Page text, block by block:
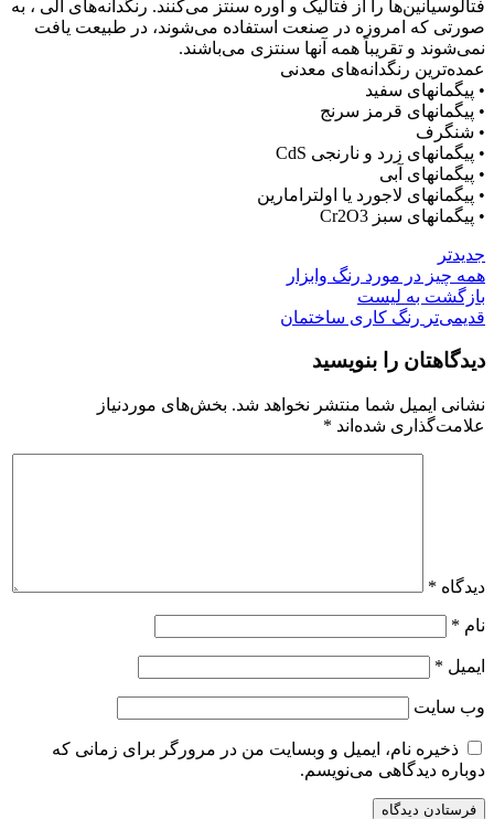
فتالوسیانین‌ها را از فتالیک و اوره سنتز می‌کنند. رنگدانه‌های آلی ، به
صورتی که امروزه در صنعت استفاده می‌شوند، در طبیعت یافت
نمی‌شوند و تقریباً همه آنها سنتزی می‌باشند.
عمده‌ترین رنگدانه‌های معدنی
• پیگمانهای سفید
• پیگمانهای قرمز سرنج
• شنگرف
• پیگمانهای زرد و نارنجی CdS
• پیگمانهای آبی
• پیگمانهای لاجورد یا اولترامارین
• پیگمانهای سبز Cr2O3
جدیدتر
همه چیز در مورد رنگ وابزار
بازگشت به لیست
قدیمی‌تر رنگ کاری ساختمان
دیدگاهتان را بنویسید
نشانی ایمیل شما منتشر نخواهد شد. بخش‌های موردنیاز
علامت‌گذاری شده‌اند *
دیدگاه *
نام *
ایمیل *
وب‌ سایت
ذخیره نام، ایمیل و وبسایت من در مرورگر برای زمانی که
دوباره دیدگاهی می‌نویسم.